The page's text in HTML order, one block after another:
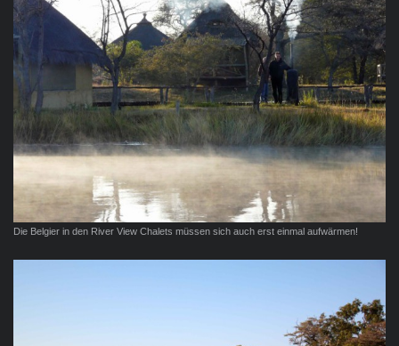
Die Belgier in den River View Chalets müssen sich auch erst einmal aufwärmen!